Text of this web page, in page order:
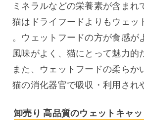
ミネラルなどの栄養素が含まれ
猫はドライフードよりもウェッ
。ウェットフードの方が食感が
風味がよく、猫にとって魅力的
また、ウェットフードの柔らか
猫の消化器官で吸収・利用され
卸売り 高品質のウェットキャ